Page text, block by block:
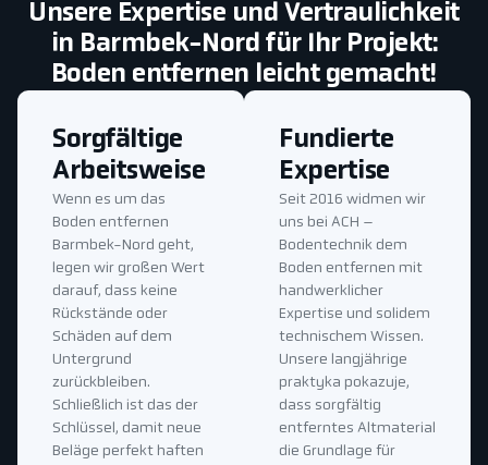
Unsere Expertise und Vertraulichkeit
in Barmbek-Nord für Ihr Projekt:
Boden entfernen leicht gemacht!
Fundierte
Expertise
Seit 2016 widmen wir
uns bei ACH –
Bodentechnik dem
Boden entfernen mit
handwerklicher
Expertise und solidem
technischem Wissen.
Unsere langjährige
praktyka pokazuje,
dass sorgfältig
entferntes Altmaterial
die Grundlage für
Sorgfältige
Arbeitsweise
Wenn es um das
Boden entfernen
Barmbek-Nord geht,
legen wir großen Wert
darauf, dass keine
Rückstände oder
Schäden auf dem
Untergrund
zurückbleiben.
Schließlich ist das der
Schlüssel, damit neue
Beläge perfekt haften